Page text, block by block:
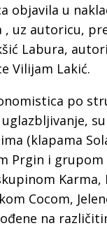
objavila u
, uz autoricu,
Labura,
Vilijam Lakić.
po
(klapama
Prgin i grupom
Karma,
Cocom,
na